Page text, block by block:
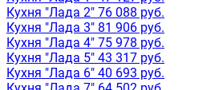
Кухня "Лада 2" 76 088 руб.
Кухня "Лада 3" 81 906 руб.
Кухня "Лада 4" 75 978 руб.
Кухня "Лада 5" 43 317 руб.
Кухня "Лада 6" 40 693 руб.